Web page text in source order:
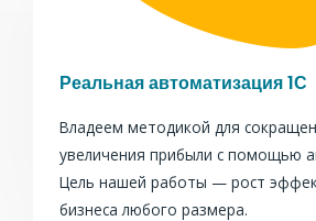
Реальная автоматизация 1С
Владеем методикой для
увеличения прибыли с помощью
Цель нашей работы — рост
бизнеса любого размера.